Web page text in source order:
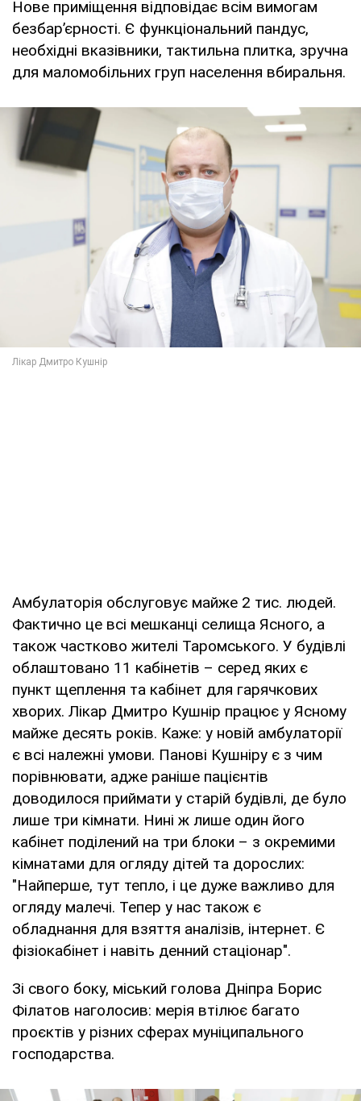
Нове приміщення відповідає всім вимогам
безбар’єрності. Є функціональний пандус,
необхідні вказівники, тактильна плитка, зручна
для маломобільних груп населення вбиральня.
Амбулаторія обслуговує майже 2 тис. людей.
Фактично це всі мешканці селища Ясного, а
також частково жителі Таромського. У будівлі
облаштовано 11 кабінетів – серед яких є
пункт щеплення та кабінет для гарячкових
хворих. Лікар Дмитро Кушнір працює у Ясному
майже десять років. Каже: у новій амбулаторії
є всі належні умови. Панові Кушніру є з чим
порівнювати, адже раніше пацієнтів
доводилося приймати у старій будівлі, де було
лише три кімнати. Нині ж лише один його
кабінет поділений на три блоки – з окремими
кімнатами для огляду дітей та дорослих:
"Найперше, тут тепло, і це дуже важливо для
огляду малечі. Тепер у нас також є
обладнання для взяття аналізів, інтернет. Є
фізіокабінет і навіть денний стаціонар".
Зі свого боку, міський голова Дніпра Борис
Філатов наголосив: мерія втілює багато
проєктів у різних сферах муніципального
господарства.